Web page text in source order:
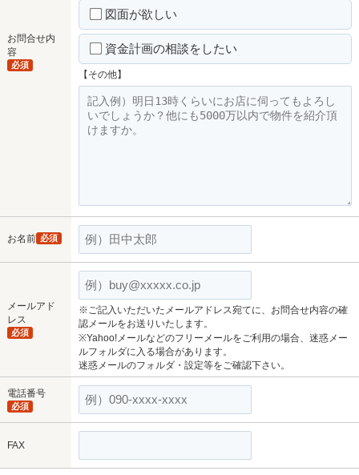
お問合せ内
容
必須
図面が欲しい
資金計画の相談をしたい
【その他】
お名前 必須
メールアド
レス
必須
※ご記入いただいたメールアドレス宛てに、お問合せ内容の確
認メールをお送りいたします。
※Yahoo!メールなどのフリーメールをご利用の場合、迷惑メー
ルフォルダに入る場合があります。
迷惑メールのフォルダ・設定等をご確認下さい。
電話番号
必須
FAX